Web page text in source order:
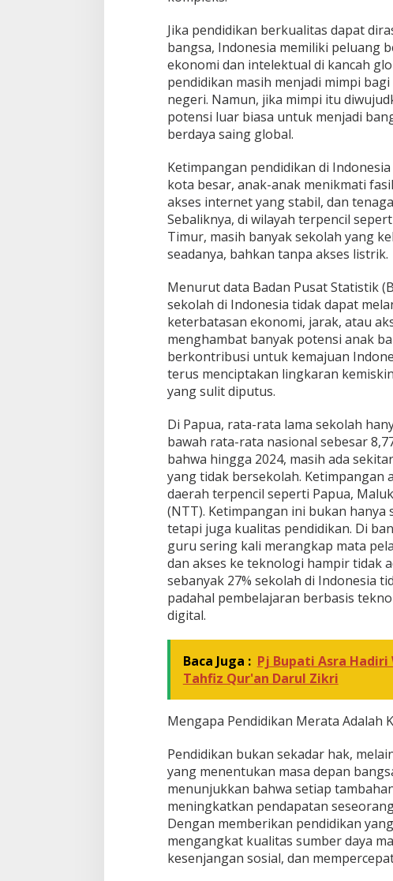
Jika pendidikan berkualitas dapat
bangsa, Indonesia memiliki peluang
ekonomi dan intelektual di kancah
pendidikan masih menjadi mimpi
negeri. Namun, jika mimpi itu
potensi luar biasa untuk menjadi
berdaya saing global.
Ketimpangan pendidikan di
kota besar, anak-anak menikmati
akses internet yang stabil, dan
Sebaliknya, di wilayah terpencil
Timur, masih banyak sekolah yang
seadanya, bahkan tanpa akses listrik.
Menurut data Badan Pusat Statistik
sekolah di Indonesia tidak dapat
keterbatasan ekonomi, jarak, atau
menghambat banyak potensi anak
berkontribusi untuk kemajuan
terus menciptakan lingkaran
yang sulit diputus.
Di Papua, rata-rata lama sekolah
bawah rata-rata nasional sebesar
bahwa hingga 2024, masih ada
yang tidak bersekolah. Ketimpangan
daerah terpencil seperti Papua,
(NTT). Ketimpangan ini bukan hanya
tetapi juga kualitas pendidikan. Di
guru sering kali merangkap mata
dan akses ke teknologi hampir tidak
sebanyak 27% sekolah di Indonesia
padahal pembelajaran berbasis
digital.
Baca Juga : Pj Bupati Asra Hadiri
Tahfiz Qur'an Darul Zikri
Mengapa Pendidikan Merata Adalah
Pendidikan bukan sekadar hak,
yang menentukan masa depan
menunjukkan bahwa setiap
meningkatkan pendapatan
Dengan memberikan pendidikan
mengangkat kualitas sumber daya
kesenjangan sosial, dan